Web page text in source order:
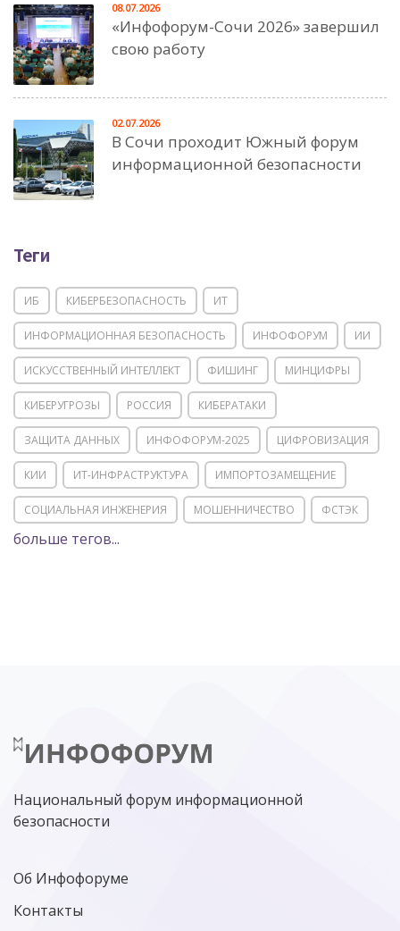
«Инфофорум-Сочи 2026» завершил
свою работу
08.07.2026
В Сочи проходит Южный форум
информационной безопасности
02.07.2026
Теги
ИБ КИБЕРБЕЗОПАСНОСТЬ ИТ
ИНФОРМАЦИОННАЯ БЕЗОПАСНОСТЬ ИНФОФОРУМ ИИ
ИСКУССТВЕННЫЙ ИНТЕЛЛЕКТ ФИШИНГ МИНЦИФРЫ
КИБЕРУГРОЗЫ РОССИЯ КИБЕРАТАКИ
ЗАЩИТА ДАННЫХ ИНФОФОРУМ-2025 ЦИФРОВИЗАЦИЯ
КИИ ИТ-ИНФРАСТРУКТУРА ИМПОРТОЗАМЕЩЕНИЕ
СОЦИАЛЬНАЯ ИНЖЕНЕРИЯ МОШЕННИЧЕСТВО ФСТЭК
POSITIVE TECHNOLOGIES
МИНЦИФРЫ РОССИИ NGFW
больше тегов...
Национальный форум информационной
безопасности
Об Инфофоруме
Контакты